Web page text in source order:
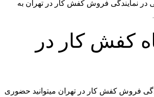
کفش کار در
فروش کفش کار در تهران میتوانید حضوری